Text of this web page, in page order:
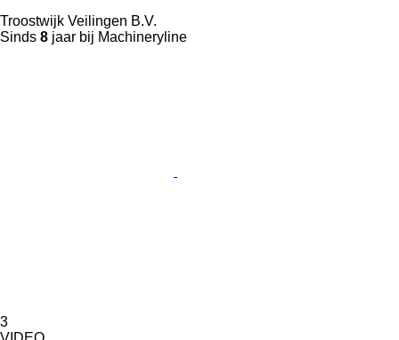
Troostwijk Veilingen B.V.
Sinds 8 jaar bij Machineryline
3